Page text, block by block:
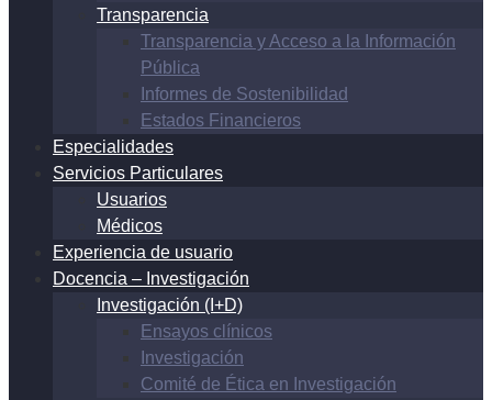
Transparencia
Transparencia y Acceso a la Información
Pública
Informes de Sostenibilidad
Estados Financieros
Especialidades
Servicios Particulares
Usuarios
Médicos
Experiencia de usuario
Docencia – Investigación
Investigación (I+D)
Ensayos clínicos
Investigación
Comité de Ética en Investigación